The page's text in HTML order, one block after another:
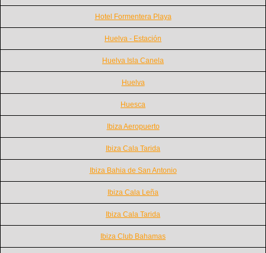
Hotel Formentera Playa
Huelva - Estación
Huelva Isla Canela
Huelva
Huesca
Ibiza Aeropuerto
Ibiza Cala Tarida
Ibiza Bahia de San Antonio
Ibiza Cala Leña
Ibiza Cala Tarida
Ibiza Club Bahamas